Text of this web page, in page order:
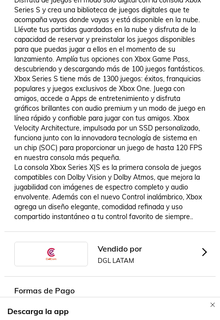
Series S y crea una biblioteca de juegos digitales que te
acompaña vayas donde vayas y está disponible en la nube.
Llévate tus partidas guardadas en la nube y disfruta de la
capacidad de reservar y preinstalar los juegos disponibles
para que puedas jugar a ellos en el momento de su
lanzamiento. Amplía tus opciones con Xbox Game Pass,
descubriendo y descargando más de 100 juegos fantásticos.
Xbox Series S tiene más de 1300 juegos: éxitos, franquicias
populares y juegos exclusivos de Xbox One. Juega con
amigos, accede a Apps de entretenimiento y disfruta
gráficos brillantes con audio premium y un modo de juego en
línea rápido y confiable para jugar con tus amigos. Xbox
Velocity Architecture, impulsada por un SSD personalizado,
funciona junto con la innovadora tecnología de sistema en
un chip (SOC) para proporcionar un juego de hasta 120 FPS
en nuestra consola más pequeña.
La consola Xbox Series X|S es la primera consola de juegos
compatibles con Dolby Vision y Dolby Atmos, que mejora la
jugabilidad con imágenes de espectro completo y audio
envolvente. Además con el nuevo Control inalámbrico, Xbox
agrega un diseño elegante, comodidad refinada y uso
compartido instantáneo a tu control favorito de siempre..
Vendido por
DGL LATAM
Formas de Pago
Descarga la app